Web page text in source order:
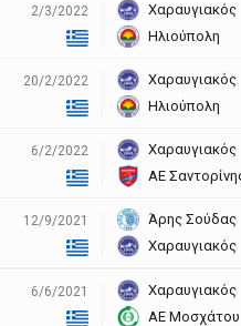
2/3/2022
Χαραυγιακός
Ηλιούπολη
20/2/2022
Χαραυγιακός
Ηλιούπολη
6/2/2022
Χαραυγιακός
ΑΕ
12/9/2021
Άρης Σούδας
Χαραυγιακός
6/6/2021
Χαραυγιακός
ΑΕ Μοσχάτου